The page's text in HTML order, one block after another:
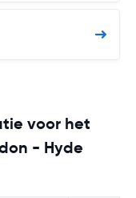
voor het
- Hyde